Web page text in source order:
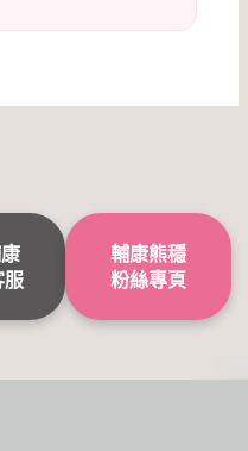
輔康熊穩
粉絲專頁